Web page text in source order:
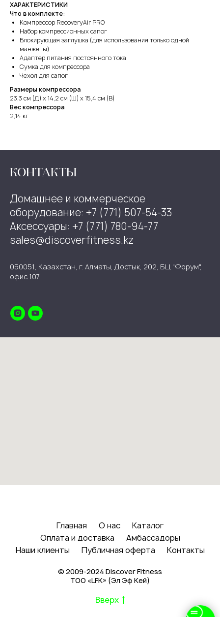
ХАРАКТЕРИСТИКИ
Что в комплекте:
Компрессор RecoveryAir PRO
Набор компрессионных сапог
Блокирующая заглушка (для использования только одной
манжеты)
Адаптер питания постоянного тока
Сумка для компрессора
Чехол для сапог
Размеры компрессора
23,3 см (Д) x 14,2 см (Ш) x 15,4 см (В)
Вес компрессора
2,14 кг
КОНТАКТЫ
Домашнее и коммерческое
оборудование: +7 (771) 507-54-33
Аксессуары: +7 (771) 780-94-77
sales@discoverfitness.kz
050051, Казахстан, г. Алматы, Достык, 202, БЦ "Форум",
офис 107
Главная О нас
Каталог
Оплата и доставка
Амбассадоры
Наши клиенты
Публичная оферта Контакты
© 2009-2024 Discover Fitness
ТОО «LFK» (Эл Эф Кей)
Вверх